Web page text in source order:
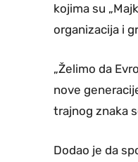
kojima su
organizacija i
„Želimo da
nove
trajnog znaka
Dodao je da